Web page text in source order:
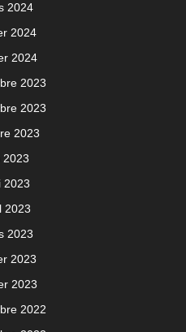
2024
2024
2024
2023
2023
2023
2023
2023
2023
2023
2023
2023
2022